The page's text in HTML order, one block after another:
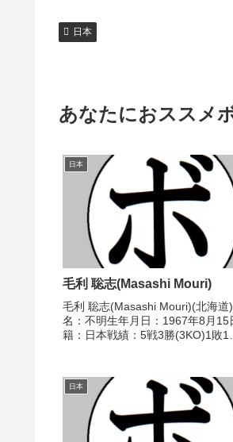
日本
あなたにおススメ
日本
毛利 聡志(Masashi Mouri)
毛利 聡志(Masashi Mouri)(北海道
名：不明生年月日：1967年8月15
籍：日本戦績：5戦3勝(3KO)1敗1
ア・ファイティング)19...
日本